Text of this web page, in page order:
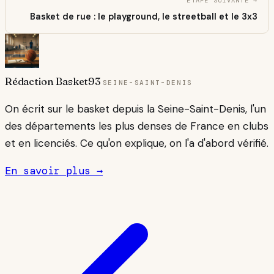
Basket de rue : le playground, le streetball et le 3x3
Rédaction Basket93 SEINE-SAINT-DENIS
On écrit sur le basket depuis la Seine-Saint-Denis, l'un
des départements les plus denses de France en clubs
et en licenciés. Ce qu'on explique, on l'a d'abord vérifié.
En savoir plus →